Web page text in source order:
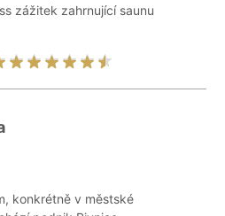
zážitek zahrnující saunu
konkrétně v městské